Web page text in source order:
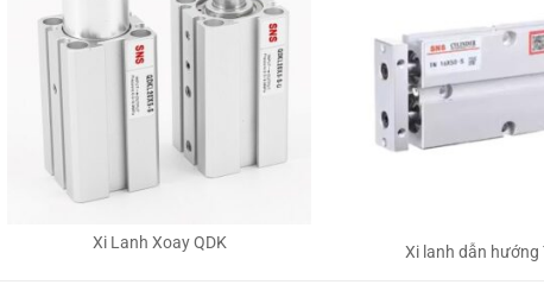
Xi Lanh Xoay QDK Xi lanh dẫn hướng